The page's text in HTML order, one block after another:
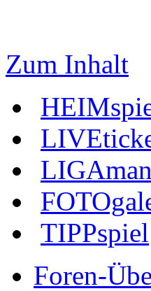
Zum Inhalt
TIPPspiel
Foren-